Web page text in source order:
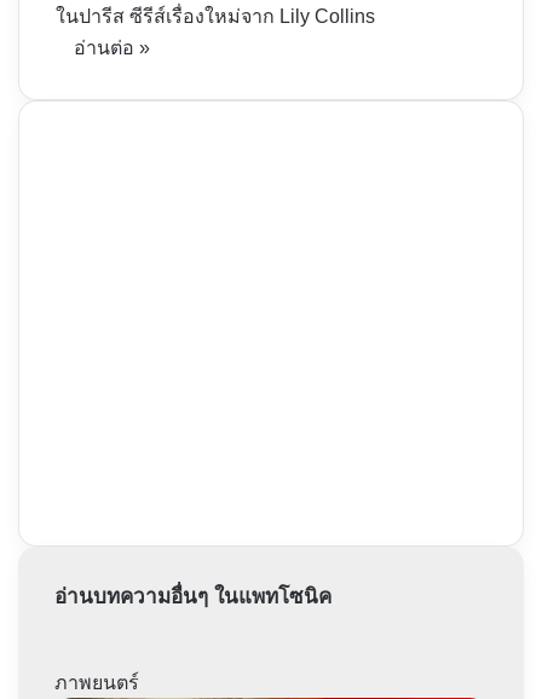
ในปารีส ซีรีส์เรื่องใหม่จาก Lily Collins
อ่านต่อ »
อ่านบทความอื่นๆ ในแพทโซนิค
ภาพยนตร์